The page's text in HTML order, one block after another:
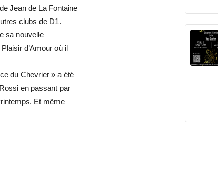
Jean de La Fontaine
clubs de D1.
sa nouvelle
d’Amour où il
du Chevrier » a été
en passant par
Et même